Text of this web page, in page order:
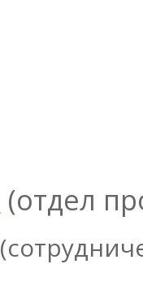
(отдел